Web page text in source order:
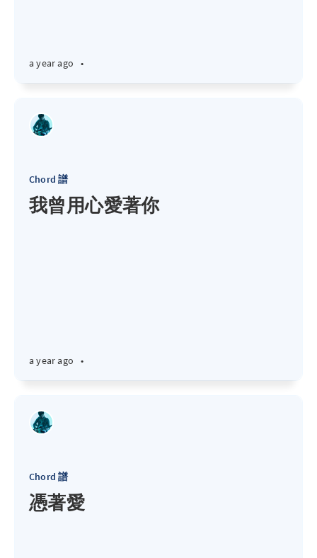
a year ago •
Chord 譜
我曾用心愛著你
a year ago •
Chord 譜
憑著愛